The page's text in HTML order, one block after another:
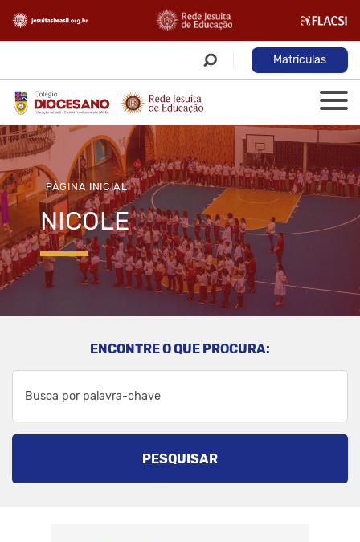
Matrículas
PÁGINA INICIAL
NICOLE
ENCONTRE O QUE PROCURA:
PESQUISAR